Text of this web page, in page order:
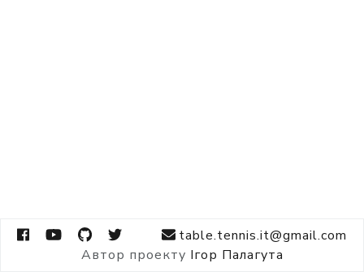
table.tennis.it@gmail.com
Автор проекту Ігор Палагута